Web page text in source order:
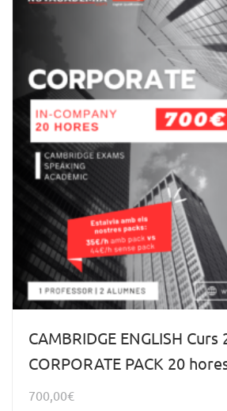
CAMBRIDGE ENGLISH Curs
CORPORATE PACK 20
700,00€